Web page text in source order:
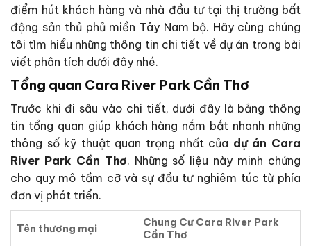
điểm hút khách hàng và nhà đầu tư tại thị trường bất
động sản thủ phủ miền Tây Nam bộ. Hãy cùng chúng
tôi tìm hiểu những thông tin chi tiết về dự án trong bài
viết phân tích dưới đây nhé.
Tổng quan Cara River Park Cần Thơ
Trước khi đi sâu vào chi tiết, dưới đây là bảng thông
tin tổng quan giúp khách hàng nắm bắt nhanh những
thông số kỹ thuật quan trọng nhất của dự án Cara
River Park Cần Thơ. Những số liệu này minh chứng
cho quy mô tầm cỡ và sự đầu tư nghiêm túc từ phía
đơn vị phát triển.
Tên thương mại
Chung Cư Cara River Park
Cần Thơ